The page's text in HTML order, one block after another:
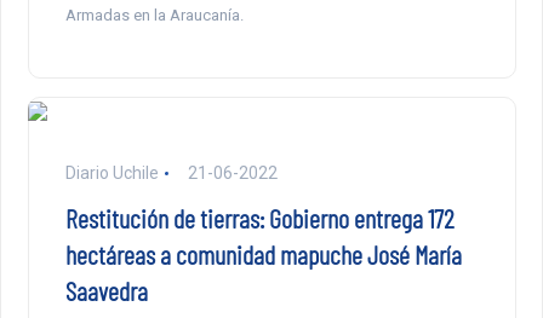
Armadas en la Araucanía.
Diario Uchile 21-06-2022
Restitución de tierras: Gobierno entrega 172
hectáreas a comunidad mapuche José María
Saavedra